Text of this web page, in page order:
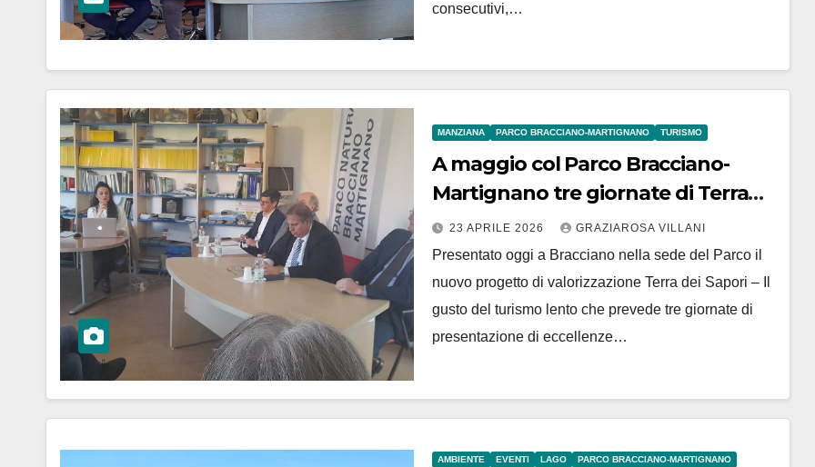
consecutivi,…
MANZIANA PARCO BRACCIANO-MARTIGNANO TURISMO
A maggio col Parco Bracciano-
Martignano tre giornate di Terra
dei Sapori-Il gusto del turismo
lento
23 APRILE 2026 GRAZIAROSA VILLANI
Presentato oggi a Bracciano nella sede del Parco il
nuovo progetto di valorizzazione Terra dei Sapori – Il
gusto del turismo lento che prevede tre giornate di
presentazione di eccellenze…
AMBIENTE EVENTI LAGO PARCO BRACCIANO-MARTIGNANO